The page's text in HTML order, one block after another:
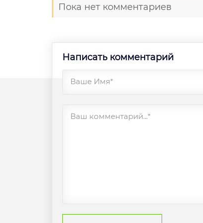
Пока нет комментариев
Написать комментарий
Ваше Имя*
Ваш комментарий...*